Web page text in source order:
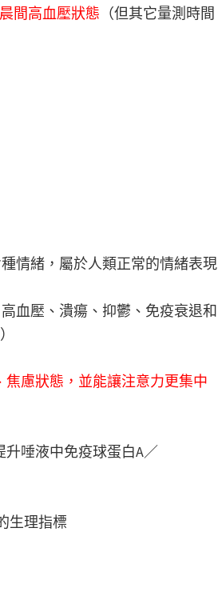
間高血壓狀態 （但其它量測時間
情緒，屬於人類正常的情緒表現
血壓、潰瘍、抑鬱、免疫衰退和
焦慮狀態，並能讓注意力更集中
升唾液中免疫球蛋白A／
生理指標